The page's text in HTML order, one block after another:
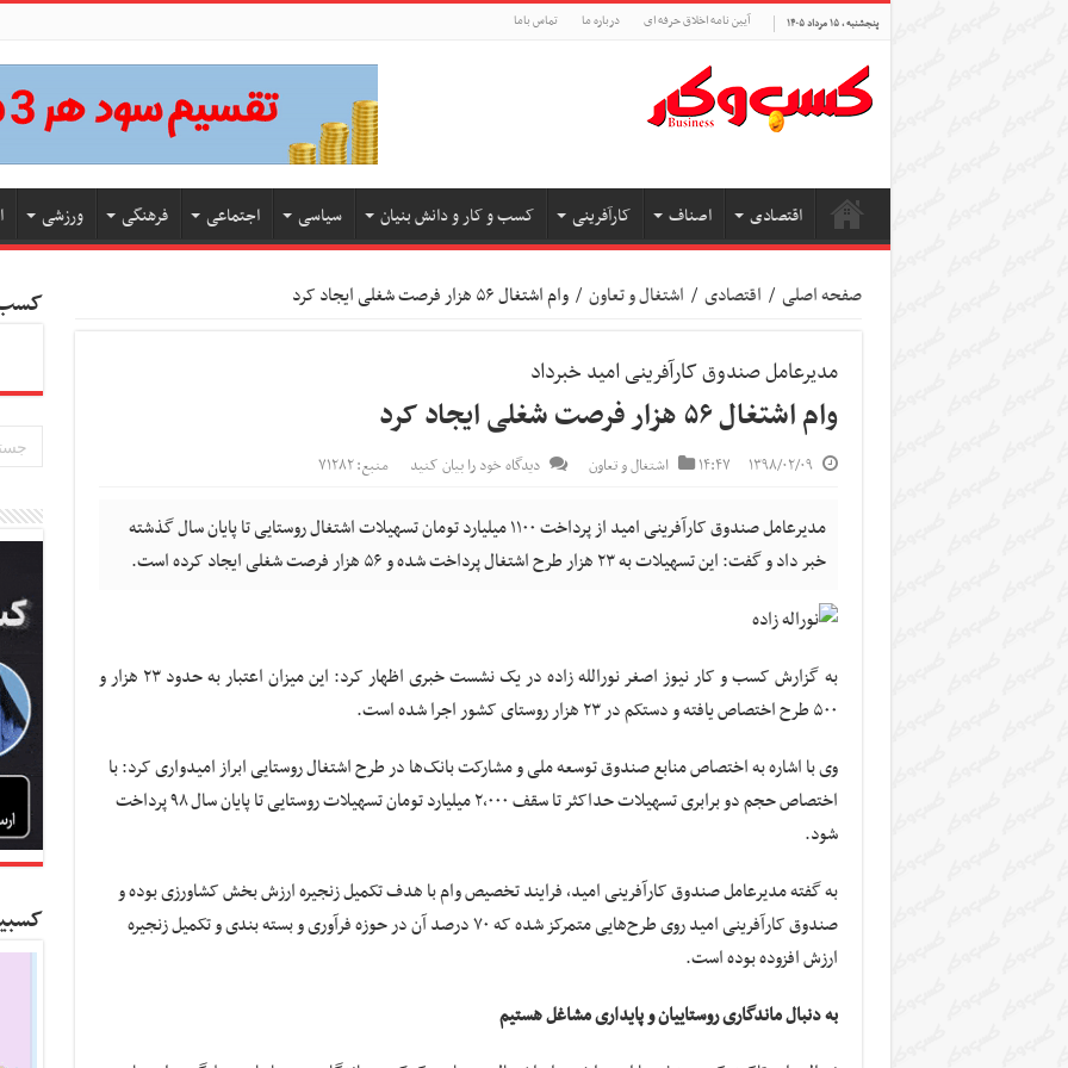
پنجشنبه , ۱۵ مرداد ۱۴۰۵ آیین نامه اخلاق حرفه ای درباره ما تماس باما
اقتصادی اصناف کارآفرینی کسب و کار و دانش بنیان سیاسی اجتماعی فرهنگی ورزشی
صفحه اصلی / اقتصادی / اشتغال و تعاون / وام اشتغال ۵۶ هزار فرصت شغلی ایجاد کرد
مدیرعامل صندوق کارآفرینی امید خبرداد
وام اشتغال ۵۶ هزار فرصت شغلی ایجاد کرد
۱۳۹۸/۰۲/۰۹ ۱۴:۴۷ اشتغال و تعاون دیدگاه خود را بیان کنید منبع: ۷۱۲۸۲
مدیرعامل صندوق کارآفرینی امید از پرداخت ۱۱۰۰ میلیارد تومان تسهیلات اشتغال روستایی تا پایان سال گذشته
خبر داد و گفت: این تسهیلات به ۲۳ هزار طرح اشتغال پرداخت شده و ۵۶ هزار فرصت شغلی ایجاد کرده است.
به گزارش کسب و کار نیوز اصغر نورالله زاده در یک نشست خبری اظهار کرد: این میزان اعتبار به حدود ۲۳ هزار و
۵۰۰ طرح اختصاص یافته و دستکم در ۲۳ هزار روستای کشور اجرا شده است.
وی با اشاره به اختصاص منابع صندوق توسعه ملی و مشارکت بانک‌ها در طرح اشتغال روستایی ابراز امیدواری کرد: با
اختصاص حجم دو برابری تسهیلات حداکثر تا سقف۲,۰۰۰
میلیارد تومان تسهیلات روستایی تا پایان سال ۹۸ پرداخت
شود.
به گفته مدیرعامل صندوق کارآفرینی امید، فرایند تخصیص وام با هدف تکمیل زنجیره ارزش بخش کشاورزی بوده و
صندوق کارآفرینی امید روی طرح‌هایی متمرکز شده که ۷۰ درصد آن در حوزه فرآوری و بسته بندی و تکمیل زنجیره
ارزش افزوده بوده است.
به دنبال ماندگاری روستاییان و پایداری مشاغل هستیم
کسب